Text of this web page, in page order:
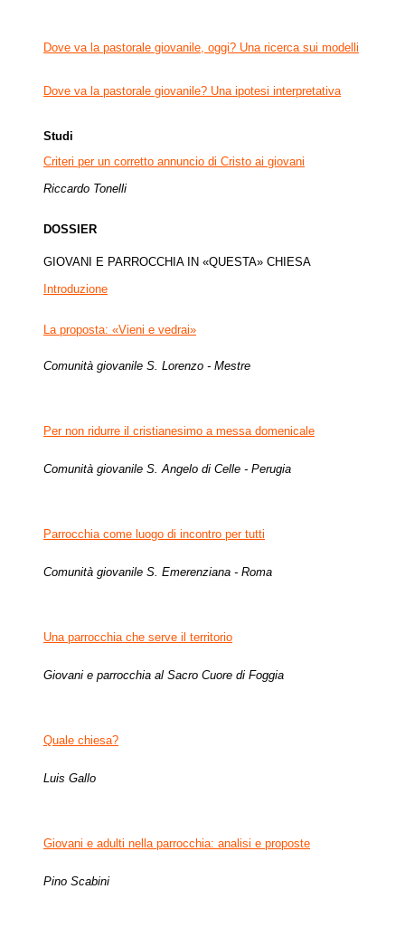
Dove va la pastorale giovanile, oggi? Una ricerca sui modelli
Dove va la pastorale giovanile? Una ipotesi interpretativa
Studi
Criteri per un corretto annuncio di Cristo ai giovani
Riccardo Tonelli
DOSSIER
GIOVANI E PARROCCHIA IN «QUESTA» CHIESA
Introduzione
La proposta: «Vieni e vedrai»
Comunità giovanile S. Lorenzo - Mestre
Per non ridurre il cristianesimo a messa domenicale
Comunità giovanile S. Angelo di Celle - Perugia
Parrocchia come luogo di incontro per tutti
Comunità giovanile S. Emerenziana - Roma
Una parrocchia che serve il territorio
Giovani e parrocchia al Sacro Cuore di Foggia
Quale chiesa?
Luis Gallo
Giovani e adulti nella parrocchia: analisi e proposte
Pino Scabini